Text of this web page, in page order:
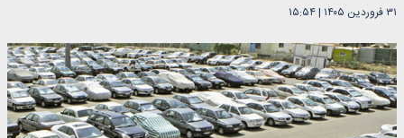
۳۱ فروردین ۱۴۰۵ |۱۵:۵۴